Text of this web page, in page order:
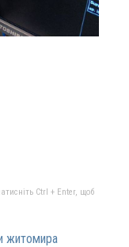
Ctrl + Enter, щоб
житомира